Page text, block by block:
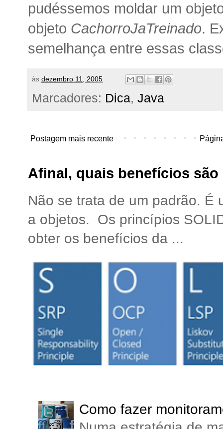
pudéssemos moldar um
objeto CachorroJaTreinado.
semelhança entre essas
às dezembro 11, 2005
Marcadores: Dica, Java
Postagem mais recente
Afinal, quais benefícios
Não se trata de um padrão. É
a objetos. Os princípios
obter os benefícios da ...
Como fazer